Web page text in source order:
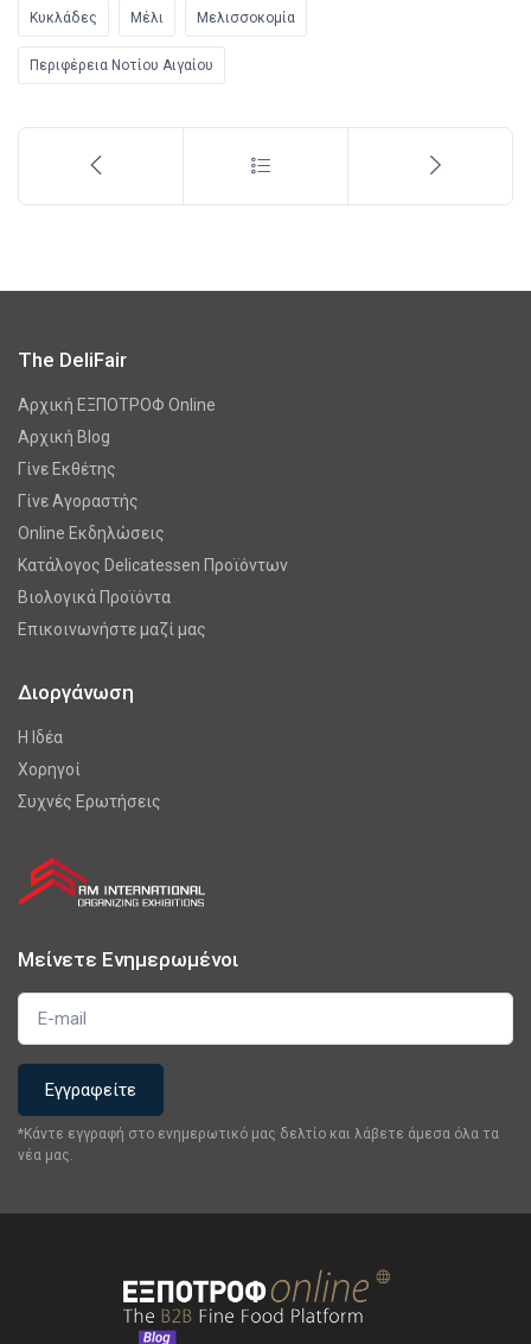
Κυκλάδες Μέλι Μελισσοκομία
Περιφέρεια Νοτίου Αιγαίου
The DeliFair
Αρχική ΕΞΠΟΤΡΟΦ Online
Αρχική Blog
Γίνε Εκθέτης
Γίνε Αγοραστής
Online Εκδηλώσεις
Κατάλογος Delicatessen Προϊόντων
Βιολογικά Προϊόντα
Επικοινωνήστε μαζί μας
Διοργάνωση
Η Ιδέα
Χορηγοί
Συχνές Ερωτήσεις
Μείνετε Ενημερωμένοι
*Κάντε εγγραφή στο ενημερωτικό μας δελτίο και λάβετε άμεσα όλα τα
νέα μας.